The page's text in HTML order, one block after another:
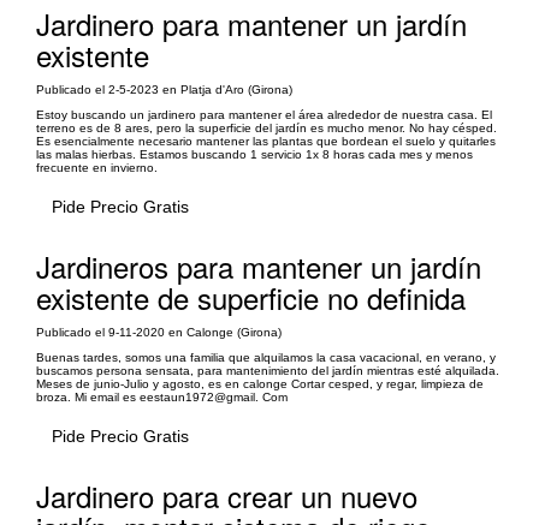
Jardinero para mantener un jardín
existente
Publicado el 2-5-2023 en Platja d'Aro (Girona)
Estoy buscando un jardinero para mantener el área alrededor de nuestra casa. El
terreno es de 8 ares, pero la superficie del jardín es mucho menor. No hay césped.
Es esencialmente necesario mantener las plantas que bordean el suelo y quitarles
las malas hierbas. Estamos buscando 1 servicio 1x 8 horas cada mes y menos
frecuente en invierno.
Pide Precio Gratis
Jardineros para mantener un jardín
existente de superficie no definida
Publicado el 9-11-2020 en Calonge (Girona)
Buenas tardes, somos una familia que alquilamos la casa vacacional, en verano, y
buscamos persona sensata, para mantenimiento del jardín mientras esté alquilada.
Meses de junio-Julio y agosto, es en calonge Cortar cesped, y regar, limpieza de
broza. Mi email es eestaun1972@gmail. Com
Pide Precio Gratis
Jardinero para crear un nuevo